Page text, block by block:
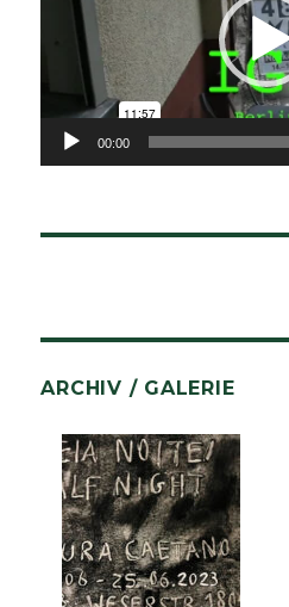
00:00
ARCHIV / GALERIE